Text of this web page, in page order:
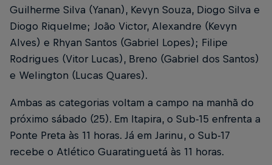
Guilherme Silva (Yanan), Kevyn Souza, Diogo Silva e
Diogo Riquelme; João Victor, Alexandre (Kevyn
Alves) e Rhyan Santos (Gabriel Lopes); Filipe
Rodrigues (Vitor Lucas), Breno (Gabriel dos Santos)
e Welington (Lucas Quares).
Ambas as categorias voltam a campo na manhã do
próximo sábado (25). Em Itapira, o Sub-15 enfrenta a
Ponte Preta às 11 horas. Já em Jarinu, o Sub-17
recebe o Atlético Guaratinguetá às 11 horas.